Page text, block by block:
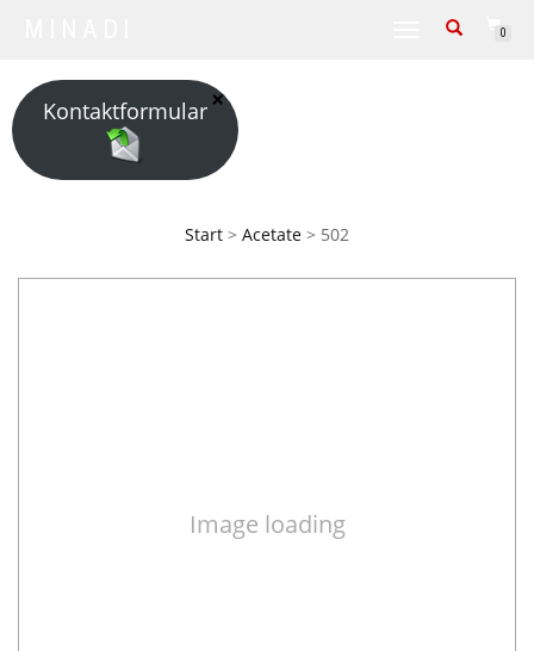
TOGGLE NAVIGATION0
Start > Acetate > 502
Image loading
Kontaktformular